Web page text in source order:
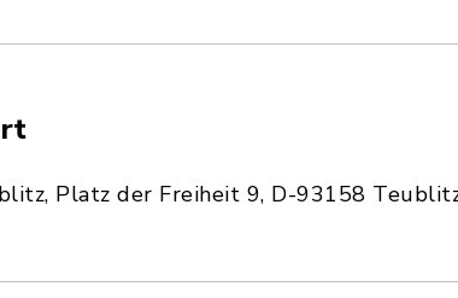
Platz der Freiheit 9, D-93158